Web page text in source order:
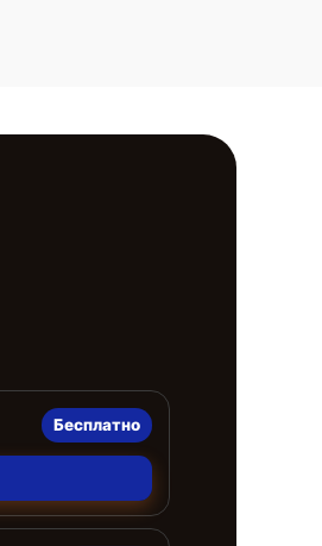
Бесплатно